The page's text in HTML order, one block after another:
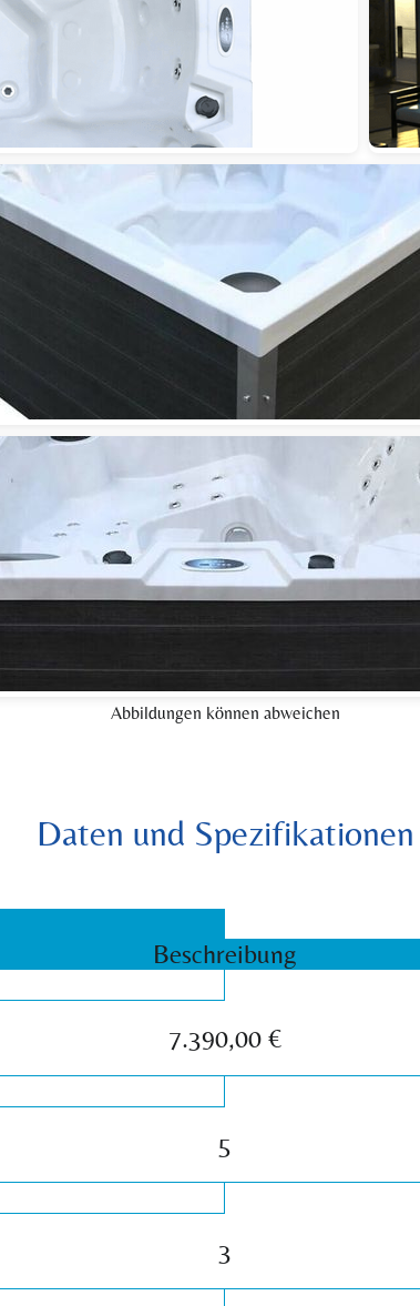
Abbildungen können abweichen
Daten und Spezifikationen
Beschreibung
7.390,00 €
5
3